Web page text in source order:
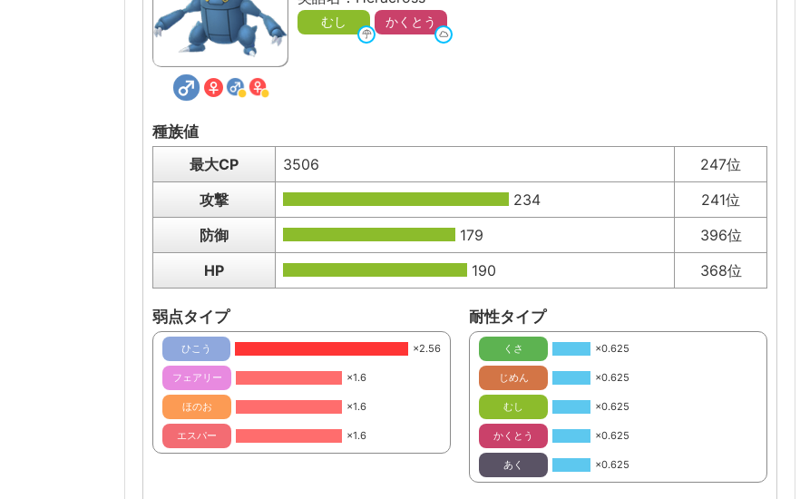
むし かくとう
種族値
最大CP
3506
247位
攻撃
234
241位
防御
179
396位
HP
190 368位
弱点タイプ
ひこう ×2.56
フェアリー ×1.6
ほのお ×1.6
エスパー ×1.6
耐性タイプ
くさ ×0.625
じめん ×0.625
むし ×0.625
かくとう ×0.625
あく ×0.625